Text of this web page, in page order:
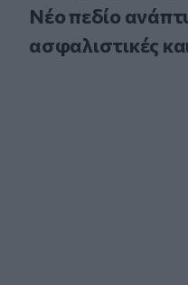
Νέο πεδίο
ασφαλιστικές